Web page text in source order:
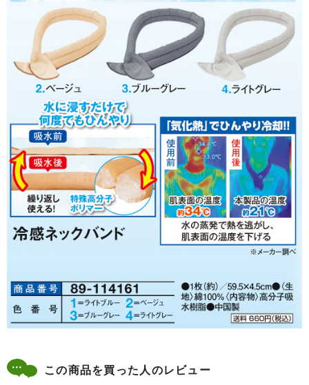
この商品を買った人のレビュー